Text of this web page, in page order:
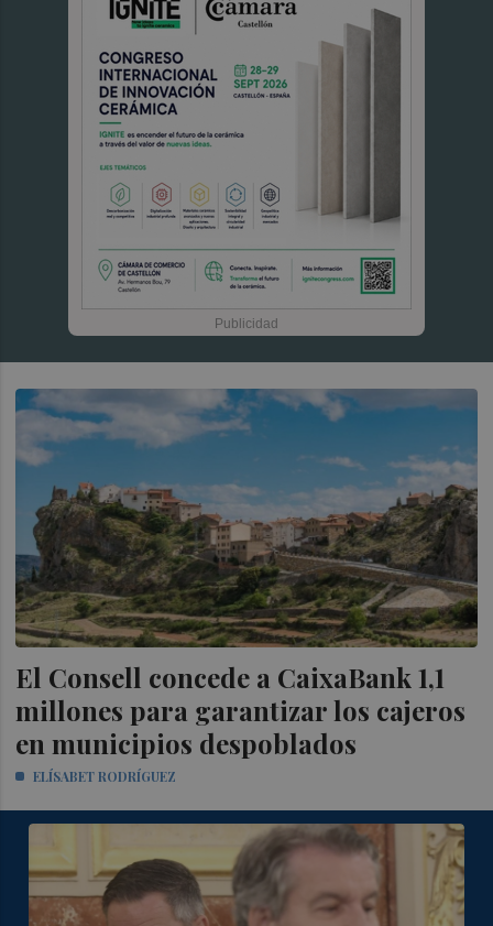
El Consell concede a CaixaBank 1,1
millones para garantizar los cajeros
en municipios despoblados
ELÍSABET RODRÍGUEZ